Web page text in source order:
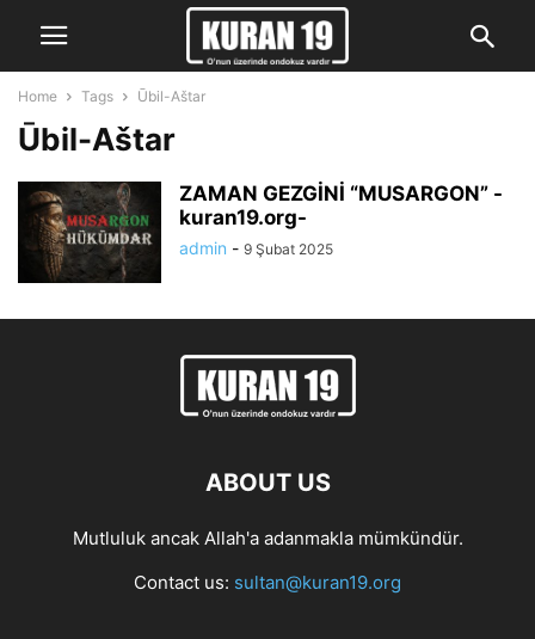
Home Tags Ūbil-Aštar
Ūbil-Aštar
ZAMAN GEZGİNİ “MUSARGON” -
kuran19.org-
admin - 9 Şubat 2025
ABOUT US
Mutluluk ancak Allah'a adanmakla mümkündür.
Contact us: sultan@kuran19.org